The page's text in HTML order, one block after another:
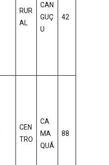
RUR
AL
CAN
GUÇ
U
42
CEN
TRO
CA
MA
QUÃ
88